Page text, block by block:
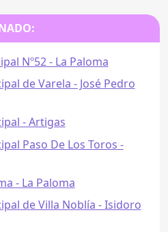
Nº52 - La Paloma
de Varela - José Pedro
- Artigas
Paso De Los Toros -
- La Paloma
de Villa Noblía - Isidoro